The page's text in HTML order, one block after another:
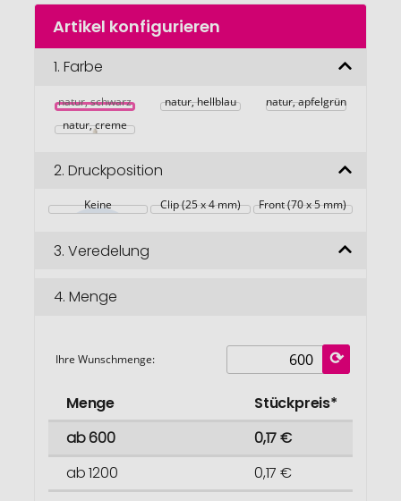
Zum
Anfang
Bildgalerie
Artikel konfigurieren
1. Farbe
natur, schwarz natur, hellblau
natur, apfelgrün
natur, creme
2. Druckposition
Keine Clip (25 x 4 mm) Front (70 x 5 mm)
3. Veredelung
4. Menge
Ihre Wunschmenge:
Menge
Stückpreis*
ab 600
0,17 €
ab 1200
0,17 €